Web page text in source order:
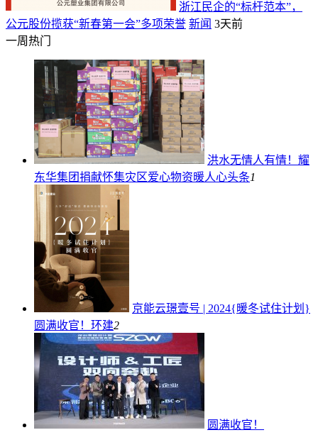
浙江民企的“标杆范本”，
公元股份揽获“新春第一会”多项荣誉 新闻 3天前
一周热门
洪水无情人有情！耀
东华集团捐献怀集灾区爱心物资暖人心头条1
京能云璟壹号 | 2024{暖冬试住计划}
圆满收官！ 环建2
圆满收官！